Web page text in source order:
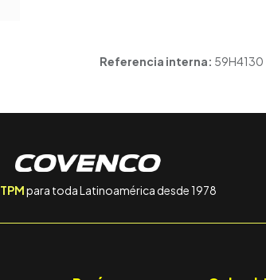
Referencia interna: 59H4130
TPMpara toda Latinoamérica desde 1978